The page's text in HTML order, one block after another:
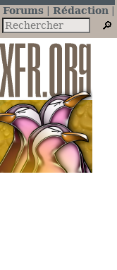
Forums
Rédaction